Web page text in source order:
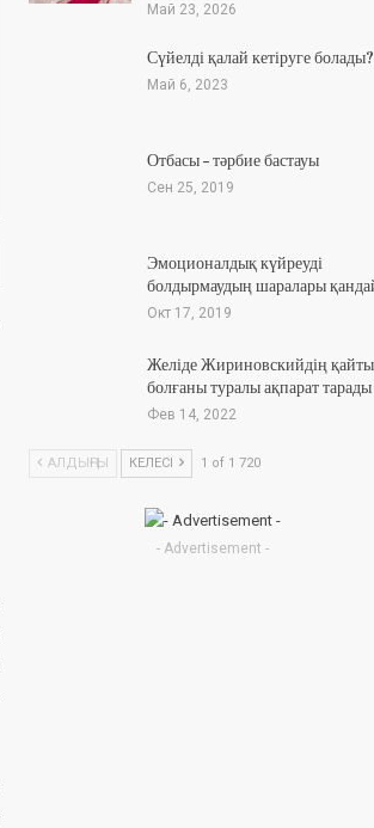
Май 23, 2026
Сүйелді қалай кетіруге болады?
Май 6, 2023
Отбасы – тәрбие бастауы
Сен 25, 2019
Эмоционалдық күйреуді
болдырмаудың шаралары
Окт 17, 2019
Желіде Жириновскийдің
болғаны туралы ақпарат тарады
Фев 14, 2022
АЛДЫҢҒЫ КЕЛЕСІ 1 of 1 720
- Advertisement -